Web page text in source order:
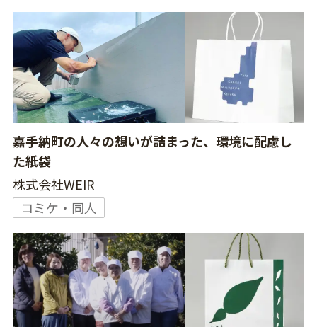
嘉手納町の人々の想いが詰まった、環境に配慮し
た紙袋
株式会社WEIR
コミケ・同人